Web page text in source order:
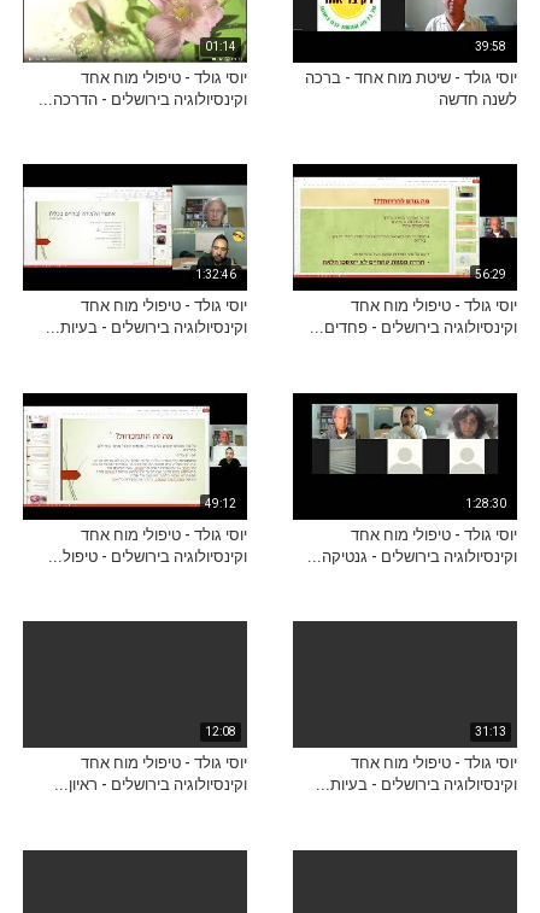
39:58
יוסי גולד - שיטת מוח אחד - ברכה
לשנה חדשה
01:14
יוסי גולד - טיפולי מוח אחד
וקינסיולוגיה בירושלים - הדרכה...
56:29
יוסי גולד - טיפולי מוח אחד
וקינסיולוגיה בירושלים - פחדים...
1:32:46
יוסי גולד - טיפולי מוח אחד
וקינסיולוגיה בירושלים - בעיות...
1:28:30
יוסי גולד - טיפולי מוח אחד
וקינסיולוגיה בירושלים - גנטיקה...
49:12
יוסי גולד - טיפולי מוח אחד
וקינסיולוגיה בירושלים - טיפול...
31:13
יוסי גולד - טיפולי מוח אחד
וקינסיולוגיה בירושלים - בעיות...
12:08
יוסי גולד - טיפולי מוח אחד
וקינסיולוגיה בירושלים - ראיון...